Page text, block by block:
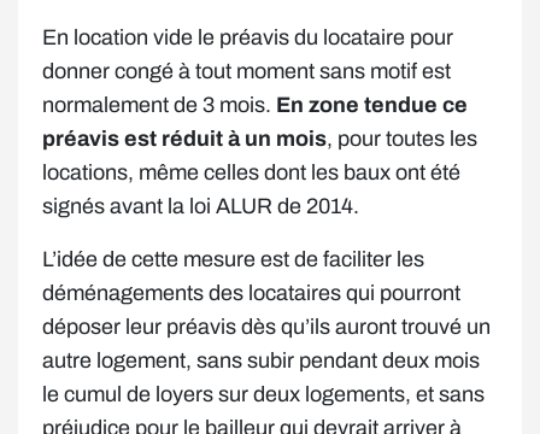
En location vide le préavis du locataire pour
donner congé à tout moment sans motif est
normalement de 3 mois. En zone tendue ce
préavis est réduit à un mois, pour toutes les
locations, même celles dont les baux ont été
signés avant la loi ALUR de 2014.
L’idée de cette mesure est de faciliter les
déménagements des locataires qui pourront
déposer leur préavis dès qu’ils auront trouvé un
autre logement, sans subir pendant deux mois
le cumul de loyers sur deux logements, et sans
préjudice pour le bailleur qui devrait arriver à